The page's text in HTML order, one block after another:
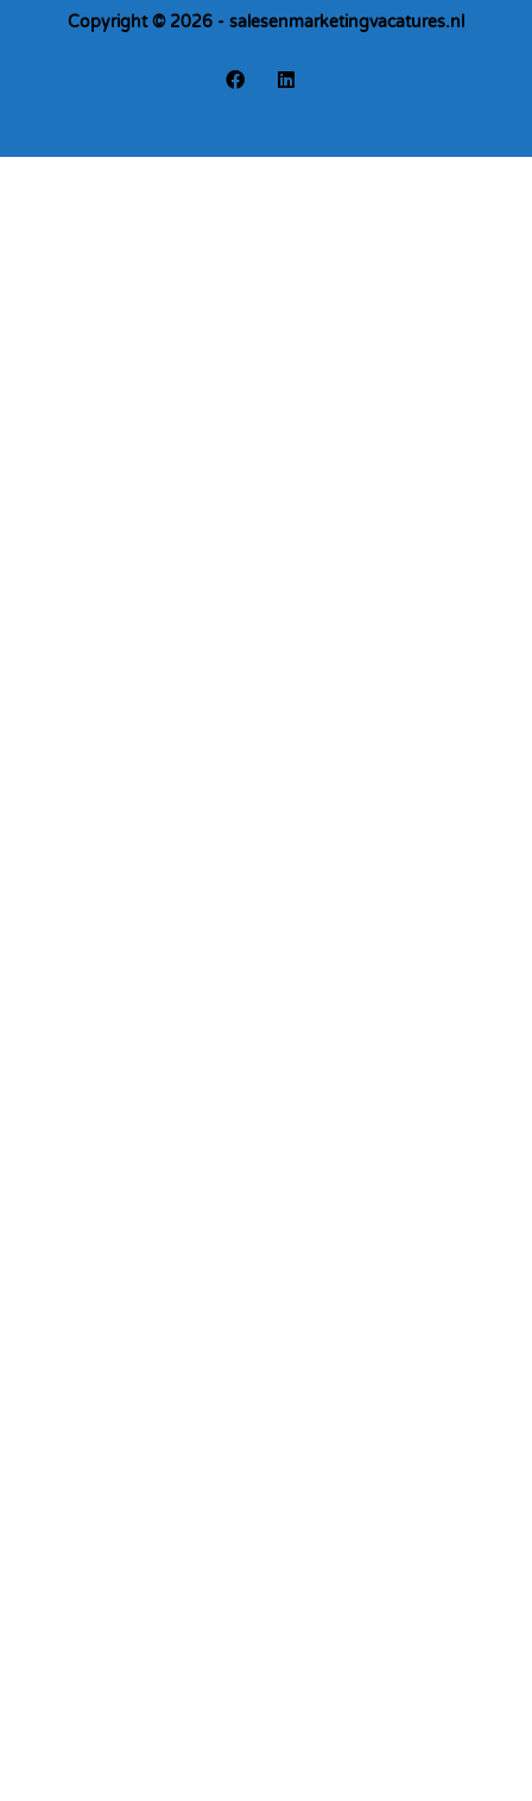
Copyright © 2026 - salesenmarketingvacatures.nl